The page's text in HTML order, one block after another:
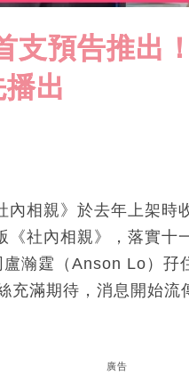
支預告推出
出
相親》於去年上架時
社內相親》，落實十
盧瀚霆（Anson Lo）孖
充滿期待，消息開始
廣告